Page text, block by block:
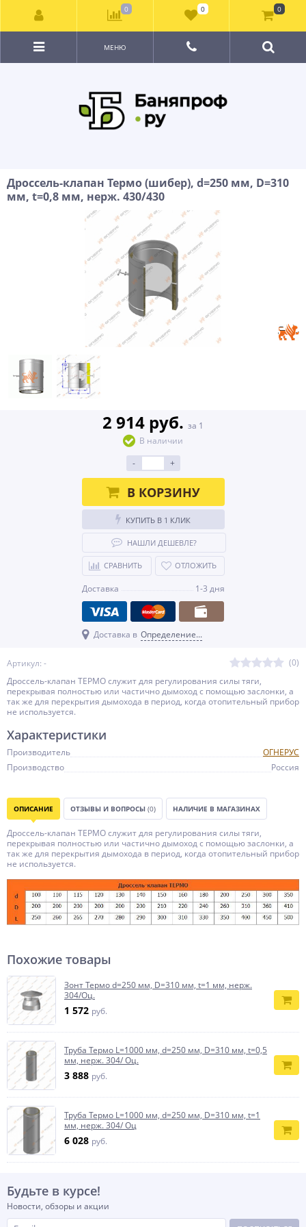
МЕНЮ
Дроссель-клапан Термо (шибер), d=250 мм, D=310
мм, t=0,8 мм, нерж. 430/430
Артикул: -
(0)
Дроссель-клапан ТЕРМО служит для регулирования силы тяги,
перекрывая полностью или частично дымоход с помощью заслонки, а
так же для перекрытия дымохода в период, когда отопительный прибор
не используется.
2 914 руб. за 1
В наличии
-
+
В КОРЗИНУ
КУПИТЬ В 1 КЛИК
НАШЛИ ДЕШЕВЛЕ?
СРАВНИТЬ ОТЛОЖИТЬ
Доставка 1-3 дня
Доставка в Определение...
Характеристики
Производитель
ОГНЕРУС
Производство
Россия
ОПИСАНИЕ ОТЗЫВЫ И ВОПРОСЫ (0) НАЛИЧИЕ В МАГАЗИНАХ
Дроссель-клапан ТЕРМО служит для регулирования силы тяги,
перекрывая полностью или частично дымоход с помощью заслонки, а
так же для перекрытия дымохода в период, когда отопительный прибор
не используется.
Похожие товары
Зонт Термо d=250 мм, D=310 мм, t=1 мм, нерж.
304/Оц.
1 572 руб.
Труба Термо L=1000 мм, d=250 мм, D=310 мм, t=0,5
мм, нерж. 304/ Оц.
3 888 руб.
Труба Термо L=1000 мм, d=250 мм, D=310 мм, t=1
мм, нерж. 304/ Оц
6 028 руб.
Будьте в курсе!
Новости, обзоры и акции
0 0 0